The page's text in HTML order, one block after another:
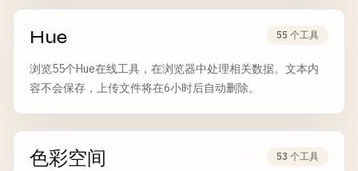
Hue 55 个工具
浏览55个Hue在线工具，在浏览器中处理相关数据。文本内
容不会保存，上传文件将在6小时后自动删除。
色彩空间 53 个工具